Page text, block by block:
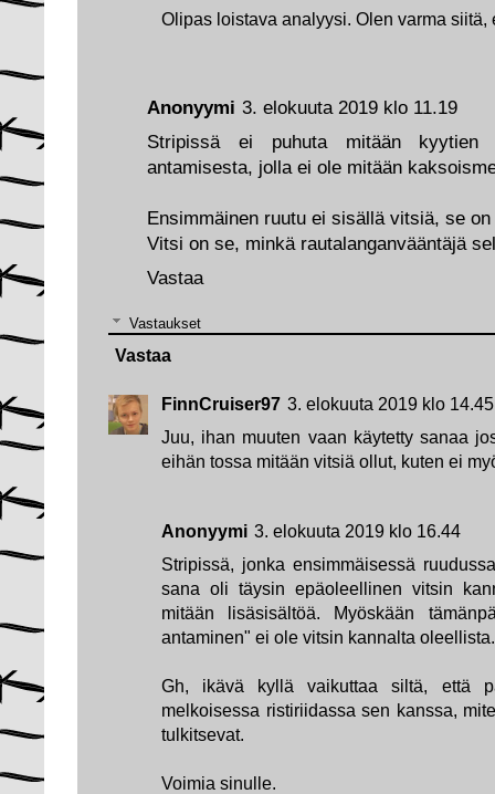
Anonyymi 3. elokuuta 2019 klo 11.19
Stripissä ei puhuta mitään kyytien
antamisesta, jolla ei ole mitään
Ensimmäinen ruutu ei sisällä vitsiä, se
Vitsi on se, minkä rautalanganvääntäjä
Vastaa
Vastaukset
FinnCruiser97 3. elokuuta 2019 klo 14.45
Juu, ihan muuten vaan käytetty sanaa
eihän tossa mitään vitsiä ollut, kuten ei
Anonyymi 3. elokuuta 2019 klo 16.44
Stripissä, jonka ensimmäisessä
sana oli täysin epäoleellinen vitsin
mitään lisäsisältöä. Myöskään
antaminen" ei ole vitsin kannalta oleellista.
Gh, ikävä kyllä vaikuttaa siltä, että
melkoisessa ristiriidassa sen kanssa,
tulkitsevat.
Voimia sinulle.
Vastaa
Olipas loistava analyysi. Olen varma siitä,